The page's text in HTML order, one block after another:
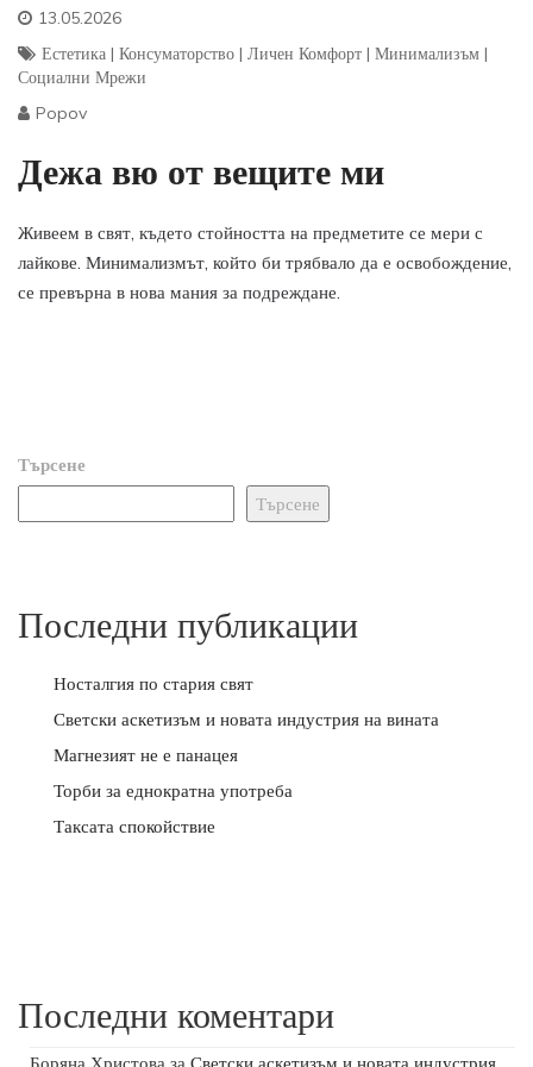
13.05.2026
Естетика | Консуматорство | Личен Комфорт | Минимализъм |
Социални Мрежи
Popov
Дежа вю от вещите ми
Живеем в свят, където стойността на предметите се мери с
лайкове. Минимализмът, който би трябвало да е освобождение,
се превърна в нова мания за подреждане.
Търсене
Търсене
Последни публикации
Носталгия по стария свят
Светски аскетизъм и новата индустрия на вината
Магнезият не е панацея
Торби за еднократна употреба
Таксата спокойствие
Последни коментари
Боряна Христова за Светски аскетизъм и новата индустрия